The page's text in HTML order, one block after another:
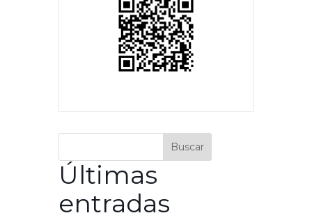
Buscar
Últimas
entradas